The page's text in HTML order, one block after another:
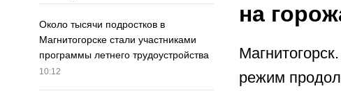
Около тысячи подростков в
Магнитогорске стали участниками
программы летнего трудоустройства
10:12
на
режим